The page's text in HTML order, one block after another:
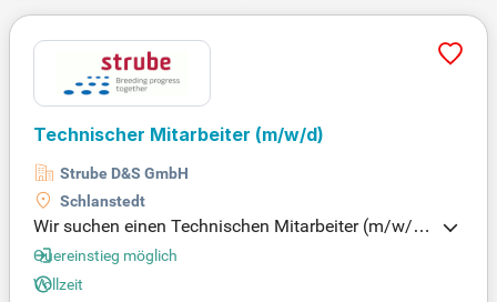
Technischer Mitarbeiter (m/w/d)
Strube D&S GmbH
Schlanstedt
Wir suchen einen Technischen Mitarbeiter (m/w/d)
zur Unterstützung im Bereich Pflanzengewebekultu
r in Schlanstedt. Bewerben Sie sich, wenn Sie über
Erfahrung als Pflanzentechnologe, Laborant, BTA o
Quereinstieg möglich
Vollzeit